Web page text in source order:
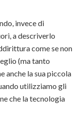
invece di
a descriverlo
come se non
(ma tanto
anche la sua piccola
utilizziamo gli
che la tecnologia